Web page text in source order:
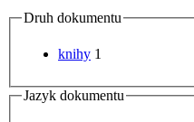
Druh dokumentu
knihy 1
Jazyk dokumentu